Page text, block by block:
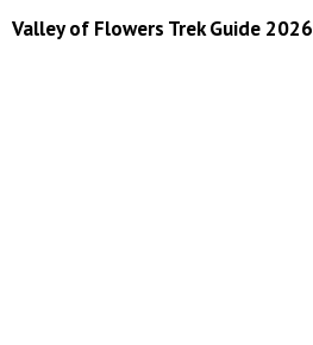
Valley of Flowers Trek Guide 2026